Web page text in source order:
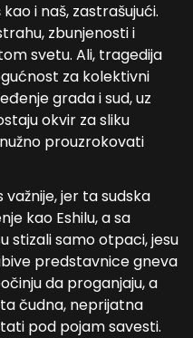
i naš, zastrašujući.
zbunjenosti i
svetu. Ali, tragedija
za kolektivni
grada i sud, uz
okvir za sliku
prouzrokovati
jer ta sudska
kao Eshilu, a sa
stizali samo otpaci, jesu
predstavnice gneva
da proganjaju, a
čudna, neprijatna
pod pojam savesti.